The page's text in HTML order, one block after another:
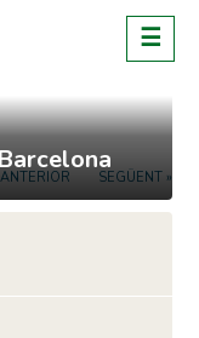
☰
SEGÜENT »